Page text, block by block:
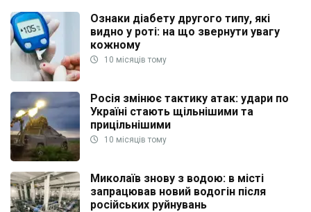
Ознаки діабету другого типу, які
видно у роті: на що звернути увагу
кожному
10 місяців тому
Росія змінює тактику атак: удари по
Україні стають щільнішими та
прицільнішими
10 місяців тому
Миколаїв знову з водою: в місті
запрацював новий водогін після
російських руйнувань